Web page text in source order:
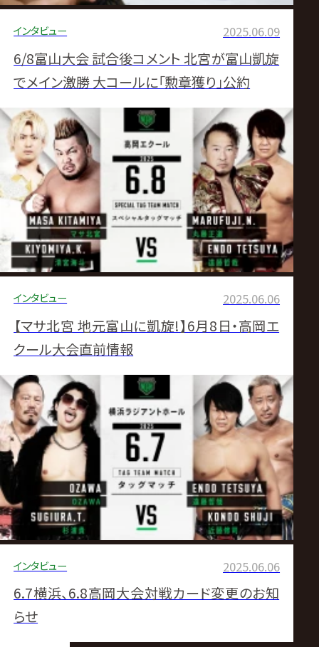
インタビュー 2025.06.09
6/8富山大会 試合後コメント 北宮が富山凱旋
でメイン激勝 大コールに「勲章獲り」公約
インタビュー 2025.06.06
【マサ北宮 地元富山に凱旋!】6月8日・高岡エ
クール大会直前情報
インタビュー 2025.06.06
6.7横浜、6.8高岡大会対戦カード変更のお知
らせ